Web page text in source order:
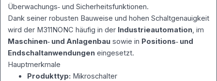
Überwachungs‑ und Sicherheitsfunktionen.
Dank seiner robusten Bauweise und hohen Schaltgenauigkeit
wird der M311NONC häufig in der Industrieautomation, im
Maschinen‑ und Anlagenbau sowie in Positions‑ und
Endschaltanwendungen eingesetzt.
Hauptmerkmale
Produkttyp: Mikroschalter